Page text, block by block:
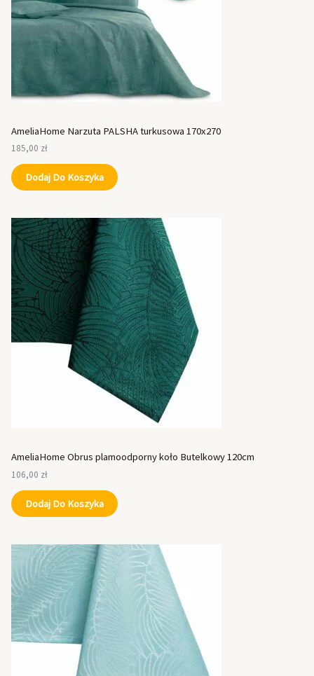
AmeliaHome Narzuta PALSHA turkusowa 170x270
185,00 zł
Dodaj Do Koszyka
AmeliaHome Obrus plamoodporny koło Butelkowy 120cm
106,00 zł
Dodaj Do Koszyka